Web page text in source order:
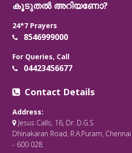
കൂടുതൽ അറിയണോ?
24*7 Prayers
8546999000
For Queries, Call
04423456677
Contact Details
Address:
Jesus Calls, 16, Dr. D.G.S
Dhinakaran Road, R.A.Puram, Chennai
- 600 028.